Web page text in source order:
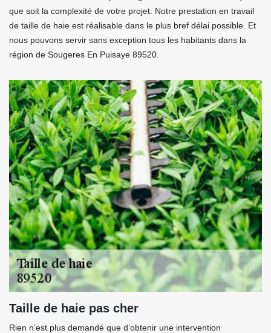
que soit la complexité de votre projet. Notre prestation en travail
de taille de haie est réalisable dans le plus bref délai possible. Et
nous pouvons servir sans exception tous les habitants dans la
région de Sougeres En Puisaye 89520.
Taille de haie pas cher
Rien n’est plus demandé que d’obtenir une intervention